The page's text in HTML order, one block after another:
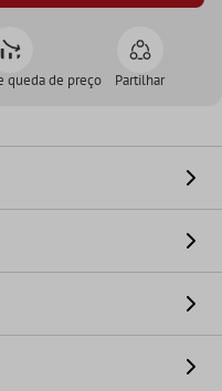
queda de preço Partilhar